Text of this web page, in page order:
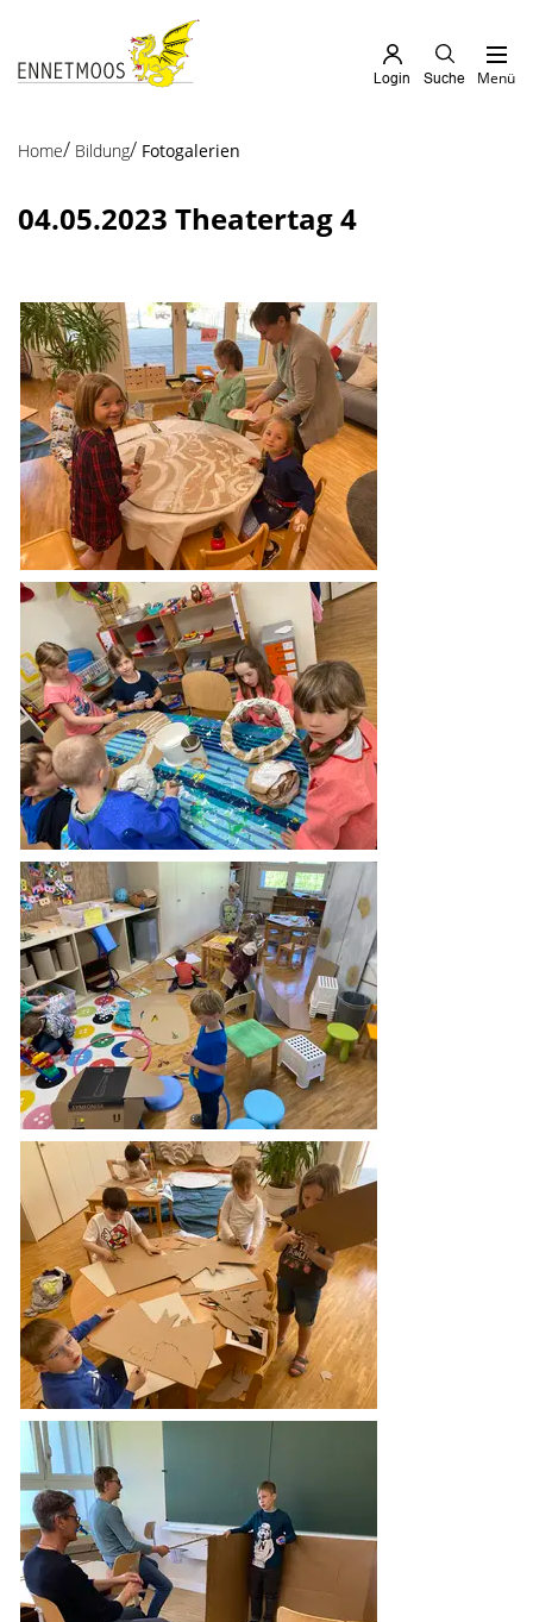
zur Startseite
Direkt zur Hauptnavigation
Direkt zum Inhalt
Direkt zur Suche
Direkt zum Stichwortverzeichnis
Menü
Suche
Login
Home Bildung Fotogalerien
04.05.2023 Theatertag 4